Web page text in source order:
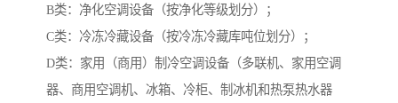
B类：净化空调设备（按净化等级划分）；
C类：冷冻冷藏设备（按冷冻冷藏库吨位划分）；
D类：家用（商用）制冷空调设备（多联机、家用空调
器、商用空调机、冰箱、冷柜、制冰机和热泵热水器